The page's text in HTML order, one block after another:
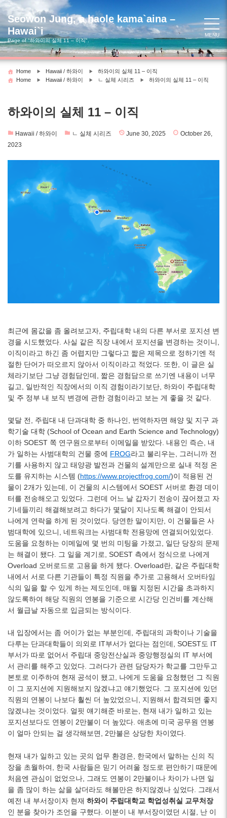
Skip
to
content
Seowon Jung, a haole kama`aina –
Hawai`i
Page of "하와이의 실체 11 – 이직".
MENU
Home Hawaii / 하와이
하와이의 실체 11 – 이직
Home
Hawaii / 하와이 ㄴ 실체 시리즈 하와이의 실체 11 – 이직
하와이의 실체 11 – 이직
Hawaii / 하와이 ㄴ 실체 시리즈 June 30, 2025
October 26,
2023
최근에 몸값을 좀 올려보고자, 주립대학 내의 다른 부서로 포지션 변
경을 시도했었다. 사실 같은 직장 내에서 포지션을 변경하는 것이니,
이직이라고 하긴 좀 어렵지만 그렇다고 짧은 제목으로 정하기엔 적
절한 단어가 떠오르지 않아서 이직이라고 적었다. 또한, 이 글은 실
체라기보단 그냥 경험담인데, 짧은 경험담으로 쓰기엔 내용이 너무
길고, 일반적인 직장에서의 이직 경험이라기보단, 하와이 주립대학
및 주 정부 내 보직 변경에 관한 경험이라고 보는 게 좋을 것 같다.
몇달 전, 주립대 내 단과대학 중 하나인, 번역하자면 해양 및 지구 과
학기술 대학 (School of Ocean and Earth Science and Technology)
이하 SOEST 쪽 연구원으로부터 이메일을 받았다. 내용인 즉슨, 내
가 일하는 사범대학의 건물 중에 FROG라고 불리우는, 그러니까 전
기를 사용하지 않고 태양광 발전과 건물의 설계만으로 실내 적정 온
도를 유지하는 시스템 (https://www.projectfrog.com/)이 적용된 건
물이 2개가 있는데, 이 건물의 시스템에서 SOEST 서버로 환경 데이
터를 전송해오고 있었다. 그런데 어느 날 갑자기 전송이 끊어졌고 자
기네들끼리 해결해보려고 하다가 몇달이 지나도록 해결이 안되서
나에게 연락을 하게 된 것이었다. 당연한 말이지만, 이 건물들은 사
범대학에 있으니, 네트워크는 사범대학 전용망에 연결되어있었다.
도움을 요청하는 이메일에 몇 번의 미팅을 가졌고, 일단 당장의 문제
는 해결이 됐다. 그 일을 계기로, SOEST 측에서 정식으로 나에게
Overload 오버로드로 고용을 하게 됐다. Overload란, 같은 주립대학
내에서 서로 다른 기관들이 특정 직원을 추가로 고용해서 오버타임
식의 일을 할 수 있게 하는 제도인데, 매월 지정된 시간을 초과하지
않도록하여 해당 직원의 연봉을 기준으로 시간당 인건비를 계산해
서 월급날 자동으로 입금되는 방식이다.
내 입장에서는 좀 어이가 없는 부분인데, 주립대의 과학이나 기술을
다루는 단과대학들이 의외로 IT부서가 없다는 점인데, SOEST도 IT
부서가 따로 없어서 주립대 중앙전산실과 중앙행정실의 IT 부서에
서 관리를 해주고 있었다. 그러다가 관련 담당자가 학교를 그만두고
본토로 이주하여 현재 공석이 됐고, 나에게 도움을 요청했던 그 직원
이 그 포지션에 지원해보지 않겠냐고 얘기했었다. 그 포지션에 있던
직원의 연봉이 나보다 훨씬 더 높았었으니, 지원해서 합격되면 좋지
않겠냐는 것이었다. 얼핏 얘기해준 바로는, 현재 내가 일하고 있는
포지션보다도 연봉이 2만불이 더 높았다. 애초에 미국 공무원 연봉
이 얼마 안되는 걸 생각해보면, 2만불은 상당한 차이였다.
현재 내가 일하고 있는 곳의 업무 환경은, 한국에서 말하는 신의 직
장을 초월하여, 한국 사람들은 믿기 어려울 정도로 편안하기 때문에
처음엔 관심이 없었으나, 그래도 연봉이 2만불이나 차이가 나면 일
을 좀 많이 하는 삶을 살더라도 해볼만은 하지않겠나 싶었다. 그래서
예전 내 부서장이자 현재 하와이 주립대학교 학업성취실 교무처장
인 분을 찾아가 조언을 구했다. 이분이 내 부서장이였던 시절, 난 이